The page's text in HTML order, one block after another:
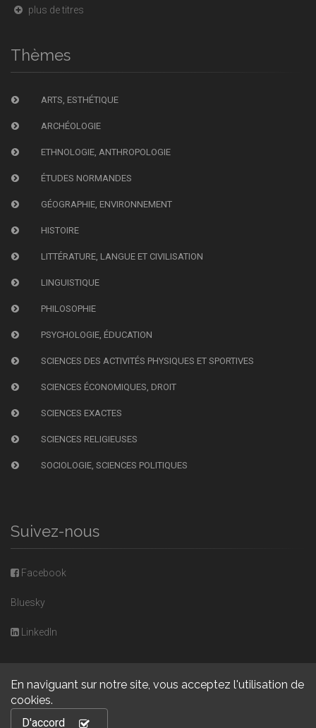
En naviguant sur notre site, vous acceptez l'utilisation de
cookies.
D'accord
plus de titres
Thèmes
ARTS, ESTHÉTIQUE
ARCHÉOLOGIE
ETHNOLOGIE, ANTHROPOLOGIE
ÉTUDES NORMANDES
GÉOGRAPHIE, ENVIRONNEMENT
HISTOIRE
LITTÉRATURE, LANGUE ET CIVILISATION
LINGUISTIQUE
PHILOSOPHIE
PSYCHOLOGIE, ÉDUCATION
SCIENCES DES ACTIVITÉS PHYSIQUES ET SPORTIVES
SCIENCES ÉCONOMIQUES, DROIT
SCIENCES EXACTES
SCIENCES RELIGIEUSES
SOCIOLOGIE, SCIENCES POLITIQUES
Suivez-nous
Facebook
Bluesky
LinkedIn